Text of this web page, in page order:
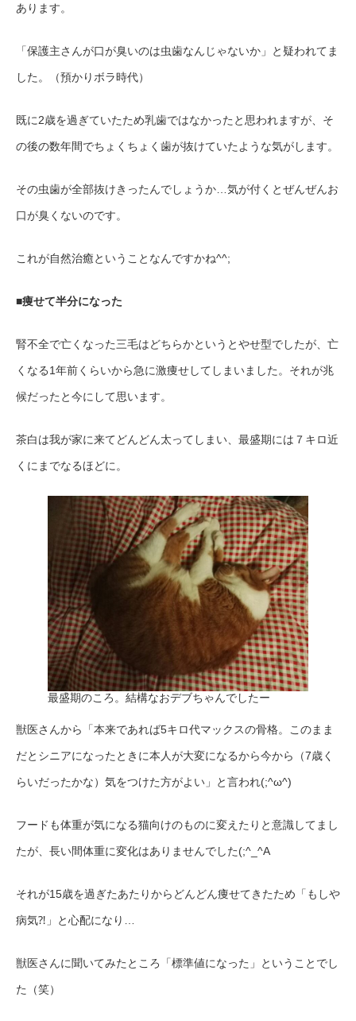
あります。
「保護主さんが口が臭いのは虫歯なんじゃないか」と疑われてま
した。（預かりボラ時代）
既に2歳を過ぎていたため乳歯ではなかったと思われますが、そ
の後の数年間でちょくちょく歯が抜けていたような気がします。
その虫歯が全部抜けきったんでしょうか…気が付くとぜんぜんお
口が臭くないのです。
これが自然治癒ということなんですかね^^;
■痩せて半分になった
腎不全で亡くなった三毛はどちらかというとやせ型でしたが、亡
くなる1年前くらいから急に激痩せしてしまいました。それが兆
候だったと今にして思います。
茶白は我が家に来てどんどん太ってしまい、最盛期には７キロ近
くにまでなるほどに。
最盛期のころ。結構なおデブちゃんでしたー
獣医さんから「本来であれば5キロ代マックスの骨格。このまま
だとシニアになったときに本人が大変になるから今から（7歳く
らいだったかな）気をつけた方がよい」と言われ(;^ω^)
フードも体重が気になる猫向けのものに変えたりと意識してまし
たが、長い間体重に変化はありませんでした(;^_^A
それが15歳を過ぎたあたりからどんどん痩せてきたため「もしや
病気⁈」と心配になり…
獣医さんに聞いてみたところ「標準値になった」ということでし
た（笑）